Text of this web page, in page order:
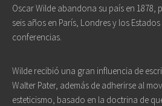
Oscar Wilde abandona su país en 1878,
seis años en París, Londres y los
conferencias.
Wilde recibió una gran influencia de
Walter Pater, además de adherirse al
esteticismo, basado en la doctrina de